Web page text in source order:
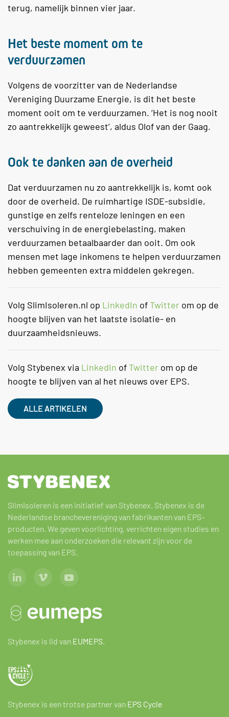
terug, namelijk binnen vier jaar.
Het beste moment om te
verduurzamen
Volgens de voorzitter van de Nederlandse
Vereniging Duurzame Energie, is dit het beste
moment ooit om te verduurzamen. ‘Het is nog nooit
zo aantrekkelijk geweest’, aldus Olof van der Gaag.
Ook te danken aan de overheid
Dat verduurzamen nu zo aantrekkelijk is, komt ook
door de overheid. De ruimhartige ISDE-subsidie,
gunstige en zelfs renteloze leningen en een
verschuiving in de energiebelasting, maken
verduurzamen betaalbaarder dan ooit. Om ook
mensen met lage inkomens te helpen verduurzamen
hebben gemeenten extra middelen gekregen.
Volg SlimIsoleren.nl op LinkedIn ofTwitter om op de
hoogte blijven van het laatste isolatie- en
duurzaamheidsnieuws.
Volg Stybenex via LinkedIn ofTwitter om op de
hoogte te blijven van al het nieuws over EPS.
ALLE ARTIKELEN
SlimIsoleren is een initiatief van Stybenex. Stybenex is de
Nederlandse branchevereniging van fabrikanten van EPS-
producten. We geven voorlichting, verrichten eigen studies en
werken mee aan onderzoeken die relevant zijn voor de
toepassing van EPS.
Stybenex is lid van EUMEPS.
Stybenex is een trotse partner van EPS Cycle